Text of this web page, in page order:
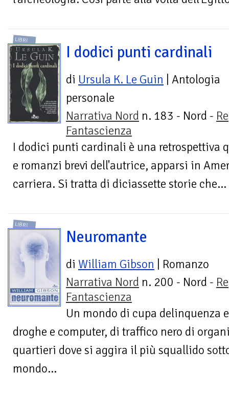
LIBRI
I dodici punti cardinali
di Ursula K. Le Guin | Antologia
personale
Narrativa Nord n. 183 - Nord -
Fantascienza
I dodici punti cardinali è una retrospettiva
e romanzi brevi dell'autrice, apparsi in
carriera. Si tratta di diciassette storie che...
LIBRI
Neuromante
di William Gibson | Romanzo
Narrativa Nord n. 200 - Nord -
Fantascienza
Un mondo di cupa delinquenza
droghe e computer, di traffico nero di
quartieri dove si aggira il più squallido
mondo...